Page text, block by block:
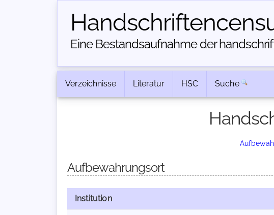
Eine Bestandsaufnahme der
Verzeichnisse Literatur HSC Suche
Aufbewahrungsort
Institution